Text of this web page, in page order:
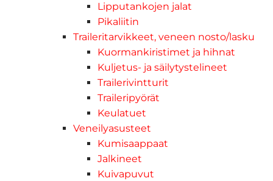
Lipputankojen jalat
Pikaliitin
Traileritarvikkeet, veneen nosto/lasku
Kuormankiristimet ja hihnat
Kuljetus- ja säilytystelineet
Trailerivintturit
Traileripyörät
Keulatuet
Veneilyasusteet
Kumisaappaat
Jalkineet
Kuivapuvut